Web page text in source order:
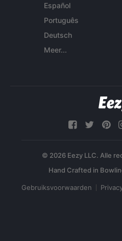
Español
Português
Deutsch
Meer...
© 2026 Eezy LLC. Alle
Gebruiksvoorwaarden